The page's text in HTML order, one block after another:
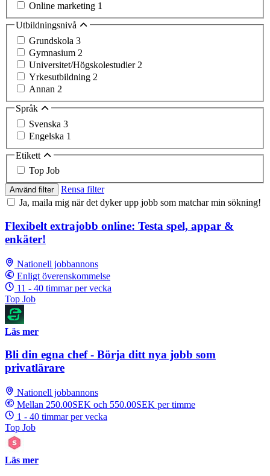
Online marketing 1
Utbildningsnivå
Grundskola 3
Gymnasium 2
Universitet/Högskolestudier 2
Yrkesutbildning 2
Annan 2
Språk
Svenska 3
Engelska 1
Etikett
Top Job
Använd filter
Rensa filter
Ja, maila mig när det dyker upp jobb som matchar min sökning!
Flexibelt extrajobb online: Testa spel, appar &
enkäter!
Nationell jobbannons
Enligt överenskommelse
11 - 40 timmar per vecka
Top Job
Läs mer
Bli din egna chef - Börja ditt nya jobb som
privatlärare
Nationell jobbannons
Mellan 250.00SEK och 550.00SEK per timme
1 - 40 timmar per vecka
Top Job
Läs mer